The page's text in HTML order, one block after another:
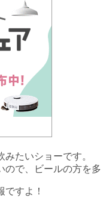
たいショーです。
ので、ビールの方を
すよ！